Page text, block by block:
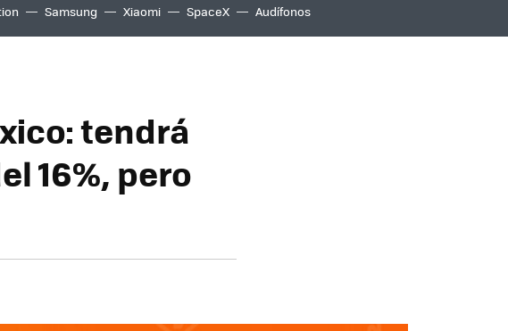
Samsung Xiaomi SpaceX Audífonos
tendrá
16%, pero